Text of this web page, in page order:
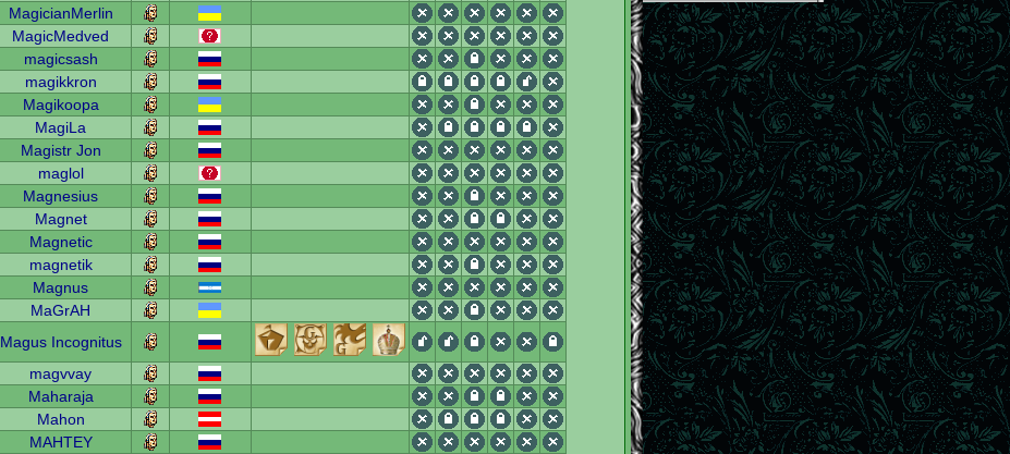
MagicianMerlin
MagicMedved
magicsash
magikkron
Magikoopa
MagiLa
Magistr Jon
maglol
Magnesius
Magnet
Magnetic
magnetik
Magnus
MaGrAH
Magus Incognitus
magvvay
Maharaja
Mahon
MAHTEY